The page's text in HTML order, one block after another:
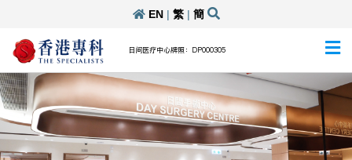
EN| 繁| 簡
日间医疗中心牌照：DP000305